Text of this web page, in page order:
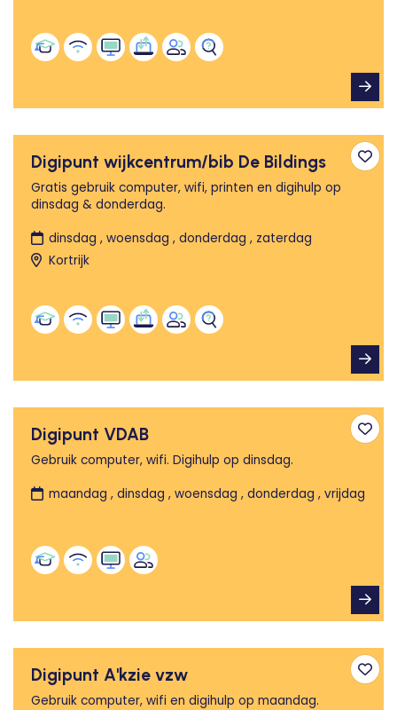
Digipunt wijkcentrum/bib De Bildings
Gratis gebruik computer, wifi, printen en digihulp op
dinsdag & donderdag.
dinsdag , woensdag , donderdag , zaterdag
Kortrijk
Digipunt VDAB
Gebruik computer, wifi. Digihulp op dinsdag.
maandag , dinsdag , woensdag , donderdag , vrijdag
Digipunt A'kzie vzw
Gebruik computer, wifi en digihulp op maandag.